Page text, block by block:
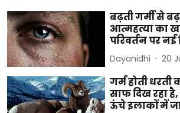
बढ़ती गर्मी से
आत्महत्या का
परिवर्तन पर नई
Dayanidhi 20
गर्म होती धरती
साफ दिख रहा है,
ऊंचे इलाकों में